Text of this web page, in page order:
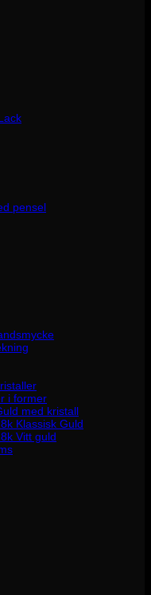
pensel
i former
med kristall
Klassisk Guld
Vitt guld